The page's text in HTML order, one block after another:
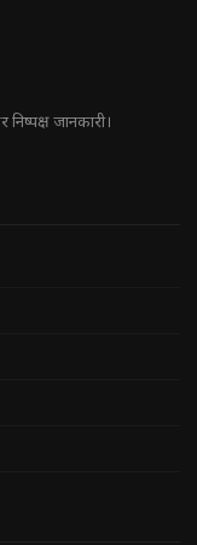
जानकारी।